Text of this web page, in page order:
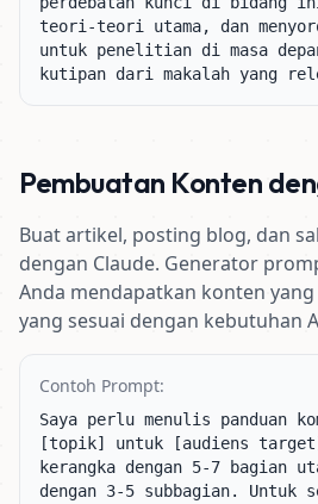
teori-teori utama, dan
untuk penelitian di masa
kutipan dari makalah yang
Pembuatan Konten
Buat artikel, posting blog, dan
dengan Claude. Generator
Anda mendapatkan konten
yang sesuai dengan kebutuhan
Contoh Prompt:
Saya perlu menulis panduan
[topik] untuk [audiens
kerangka dengan 5-7 bagian
dengan 3-5 subbagian. Untuk